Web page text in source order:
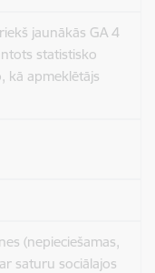
jaunākās GA 4
statistisko
kā apmeklētājs
(nepieciešamas,
saturu sociālajos